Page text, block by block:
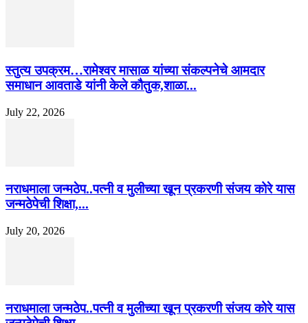
स्तुत्य उपक्रम…रामेश्वर मासाळ यांच्या संकल्पनेचे आमदार
समाधान आवताडे यांनी केले कौतुक,शाळा...
July 22, 2026
नराधमाला जन्मठेप..पत्नी व मुलीच्या खून प्रकरणी संजय कोरे यास
जन्मठेपेची शिक्षा,...
July 20, 2026
नराधमाला जन्मठेप..पत्नी व मुलीच्या खून प्रकरणी संजय कोरे यास